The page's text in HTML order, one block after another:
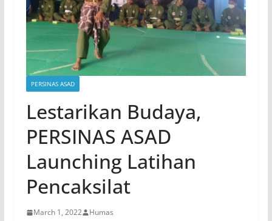
PERSINAS ASAD
Lestarikan Budaya,
PERSINAS ASAD
Launching Latihan
Pencaksilat
March 1, 2022 Humas